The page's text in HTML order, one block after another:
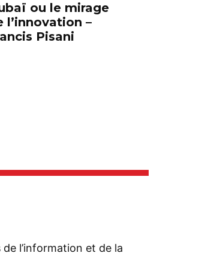
ou le mirage
l’innovation –
Pisani
de l’information et de la